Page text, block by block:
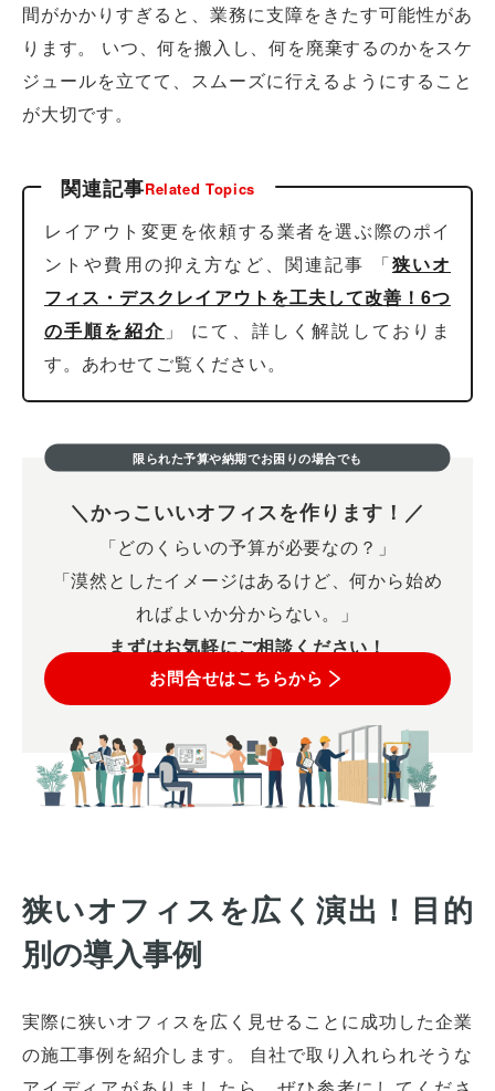
間がかかりすぎると、業務に支障をきたす可能性があ
ります。 いつ、何を搬入し、何を廃棄するのかをスケ
ジュールを立てて、スムーズに行えるようにすること
が大切です。
関連記事Related Topics
レイアウト変更を依頼する業者を選ぶ際のポイ
ントや費用の抑え方など、関連記事 「狭いオ
フィス・デスクレイアウトを工夫して改善！6つ
の手順を紹介 」 にて、詳しく解説しておりま
す。あわせてご覧ください。
限られた予算や納期でお困りの場合でも
かっこいいオフィスを作ります！
「どのくらいの予算が必要なの？」
「漠然としたイメージはあるけど、何から始め
ればよいか分からない。」
まずはお気軽にご相談ください！
お問合せはこちらから
狭いオフィスを広く演出！目的
別の導入事例
実際に狭いオフィスを広く見せることに成功した企業
の施工事例を紹介します。 自社で取り入れられそうな